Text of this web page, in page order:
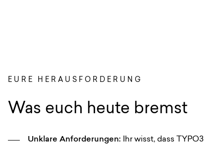
EURE HERAUSFORDERUNG
Was euch heute bremst
Unklare Anforderungen: Ihr wisst, dass TYPO3